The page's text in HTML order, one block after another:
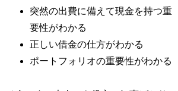
突然の出費に備えて現金を持つ重
要性がわかる
正しい借金の仕方がわかる
ポートフォリオの重要性がわかる